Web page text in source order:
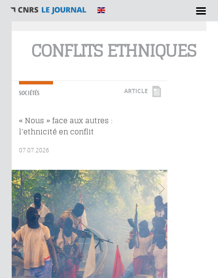
CONFLITS ETHNIQUES
SOCIÉTÉS ARTICLE
« Nous » face aux autres :
l’ethnicité en conflit
07.07.2026